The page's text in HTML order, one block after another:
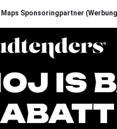
Maps Sponsoringpartner